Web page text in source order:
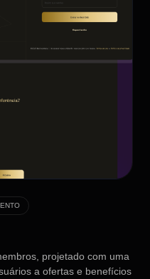
projetado com uma
a ofertas e benefícios